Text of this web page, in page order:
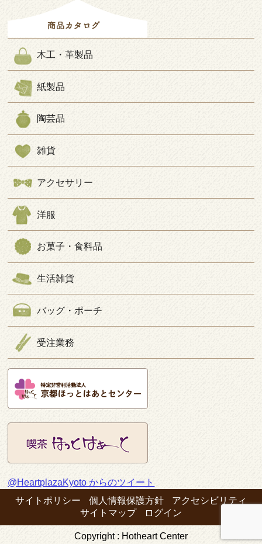
木工・革製品
紙製品
陶芸品
雑貨
アクセサリー
洋服
お菓子・食料品
生活雑貨
バッグ・ポーチ
受注業務
@HeartplazaKyoto からのツイート
サイトポリシー
個人情報保護方針
アクセシビリティ
サイトマップ
ログイン
Copyright : Hotheart Center